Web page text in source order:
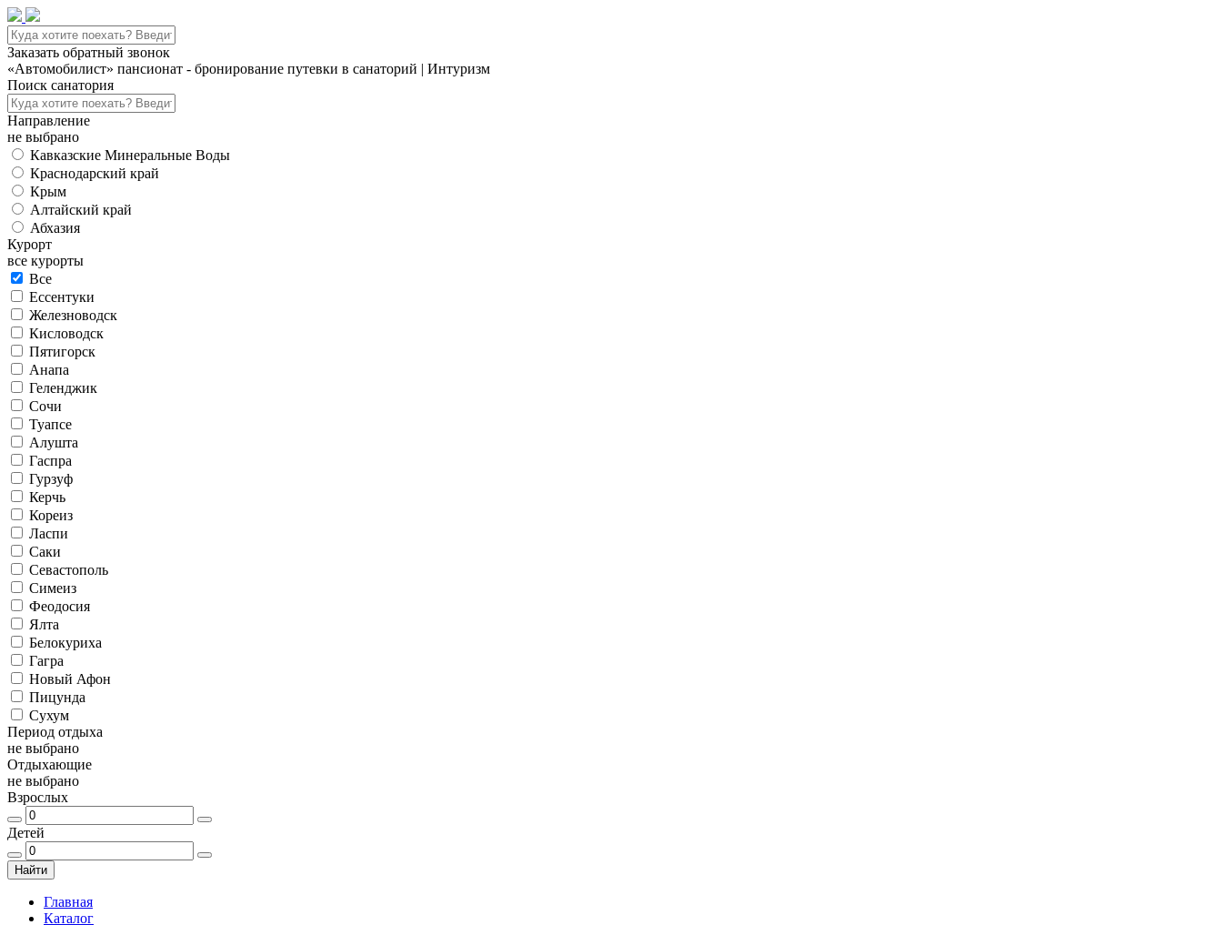
Заказать обратный звонок
«Автомобилист» пансионат - бронирование путевки в санаторий | Интуризм
Поиск санатория
Направление
не выбрано
Кавказские Минеральные Воды
Краснодарский край
Крым
Алтайский край
Абхазия
Курорт
все курорты
Все
Ессентуки
Железноводск
Кисловодск
Пятигорск
Анапа
Геленджик
Сочи
Туапсе
Алушта
Гаспра
Гурзуф
Керчь
Кореиз
Ласпи
Саки
Севастополь
Симеиз
Феодосия
Ялта
Белокуриха
Гагра
Новый Афон
Пицунда
Сухум
Период отдыха
не выбрано
Отдыхающие
не выбрано
Взрослых
Детей
Найти
Главная
Каталог